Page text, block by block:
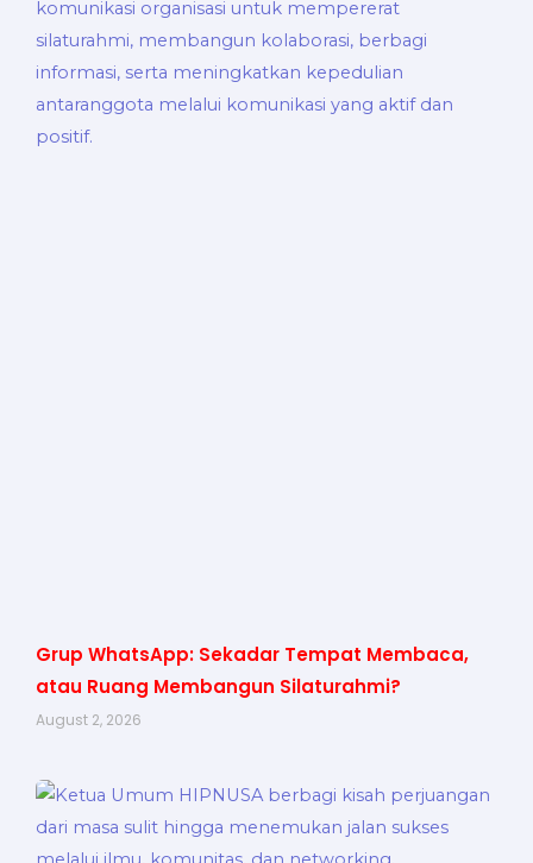
Grup WhatsApp: Sekadar Tempat Membaca,
atau Ruang Membangun Silaturahmi?
August 2, 2026